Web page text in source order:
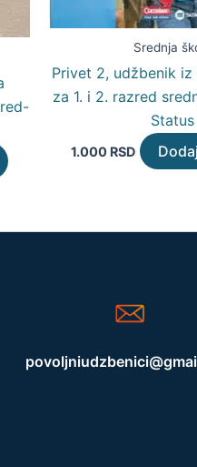
Srednja
Privet 2, udžbenik iz
za 1. i 2. razred
Status
1.000 RSD